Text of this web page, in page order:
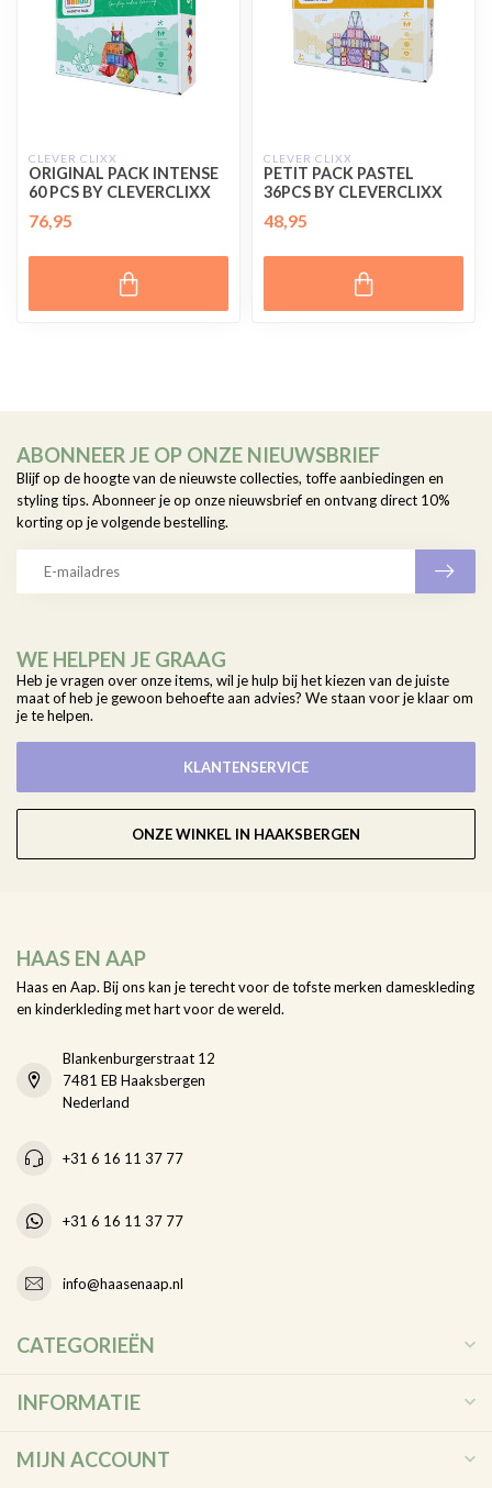
CLEVER CLIXX
ORIGINAL PACK INTENSE
60 PCS BY CLEVERCLIXX
76,95
CLEVER CLIXX
PETIT PACK PASTEL
36PCS BY CLEVERCLIXX
48,95
WE HELPEN JE GRAAG
Heb je vragen over onze items, wil je hulp bij het kiezen van de juiste
maat of heb je gewoon behoefte aan advies? We staan voor je klaar om
je te helpen.
KLANTENSERVICE
ONZE WINKEL IN HAAKSBERGEN
ABONNEER JE OP ONZE NIEUWSBRIEF
Blijf op de hoogte van de nieuwste collecties, toffe aanbiedingen en
styling tips. Abonneer je op onze nieuwsbrief en ontvang direct 10%
korting op je volgende bestelling.
HAAS EN AAP
Haas en Aap. Bij ons kan je terecht voor de tofste merken dameskleding
en kinderkleding met hart voor de wereld.
Blankenburgerstraat 12
7481 EB Haaksbergen
Nederland
+31 6 16 11 37 77
+31 6 16 11 37 77
info@haasenaap.nl
CATEGORIEËN
INFORMATIE
MIJN ACCOUNT